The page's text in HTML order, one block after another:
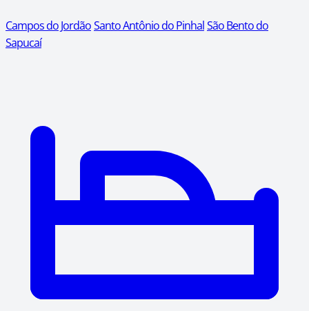
Campos do JordãoSanto Antônio do PinhalSão Bento do
Sapucaí